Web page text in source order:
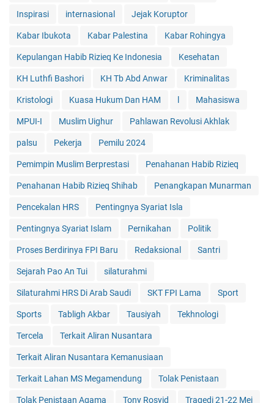
Inspirasi internasional Jejak Koruptor
Kabar Ibukota Kabar Palestina Kabar Rohingya
Kepulangan Habib Rizieq Ke Indonesia Kesehatan
KH Luthfi Bashori KH Tb Abd Anwar Kriminalitas
Kristologi Kuasa Hukum Dan HAM Mahasiswa
MPUI-I Muslim Uighur Pahlawan Revolusi Akhlak
palsu Pekerja Pemilu 2024
Pemimpin Muslim Berprestasi Penahanan Habib Rizieq
Penahanan Habib Rizieq Shihab Penangkapan Munarman
Pencekalan HRS Pentingnya Syariat Isla
Pentingnya Syariat Islam Pernikahan Politik
Proses Berdirinya FPI Baru Redaksional Santri
Sejarah Pao An Tui silaturahmi
Silaturahmi HRS Di Arab Saudi SKT FPI Lama Sport
Sports Tabligh Akbar Tausiyah Tekhnologi
Tercela Terkait Aliran Nusantara
Terkait Aliran Nusantara Kemanusiaan
Terkait Lahan MS Megamendung Tolak Penistaan
Tolak Penistaan Agama Tony Rosyid Tragedi 21-22 Mei